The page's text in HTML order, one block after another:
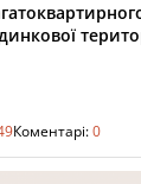
Коментарі:0